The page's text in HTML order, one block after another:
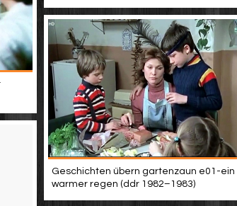
Geschichten übern gartenzaun e01-ein
warmer regen (ddr 1982–1983)